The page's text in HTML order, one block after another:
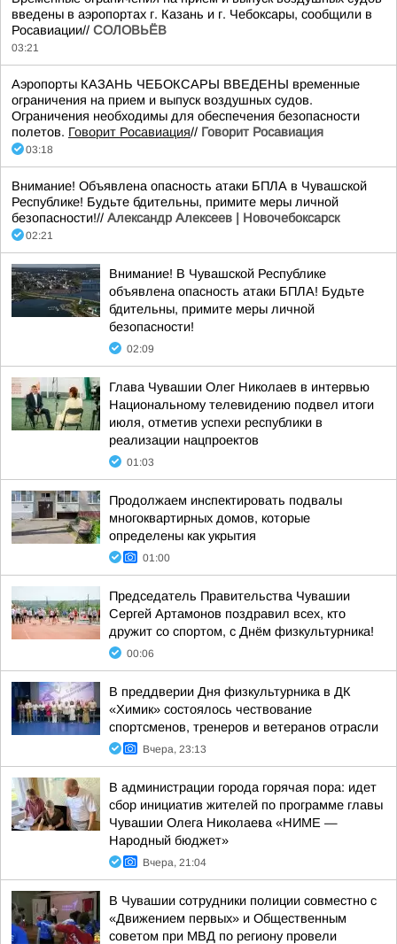
введены в аэропортах г. Казань и г. Чебоксары, сообщили в
Росавиации// СОЛОВЬЁВ
03:21
Аэропорты КАЗАНЬ ЧЕБОКСАРЫ ВВЕДЕНЫ временные
ограничения на прием и выпуск воздушных судов.
Ограничения необходимы для обеспечения безопасности
полетов. Говорит Росавиация// Говорит Росавиация
03:18
Внимание! Объявлена опасность атаки БПЛА в Чувашской
Республике! Будьте бдительны, примите меры личной
безопасности!// Александр Алексеев | Новочебоксарск
02:21
Внимание! В Чувашской Республике
объявлена опасность атаки БПЛА! Будьте
бдительны, примите меры личной
безопасности!
02:09
Глава Чувашии Олег Николаев в интервью
Национальному телевидению подвел итоги
июля, отметив успехи республики в
реализации нацпроектов
01:03
Продолжаем инспектировать подвалы
многоквартирных домов, которые
определены как укрытия
01:00
Председатель Правительства Чувашии
Сергей Артамонов поздравил всех, кто
дружит со спортом, с Днём физкультурника!
00:06
В преддверии Дня физкультурника в ДК
«Химик» состоялось чествование
спортсменов, тренеров и ветеранов отрасли
Вчера, 23:13
В администрации города горячая пора: идет
сбор инициатив жителей по программе главы
Чувашии Олега Николаева «НИМЕ —
Народный бюджет»
Вчера, 21:04
В Чувашии сотрудники полиции совместно с
«Движением первых» и Общественным
советом при МВД по региону провели